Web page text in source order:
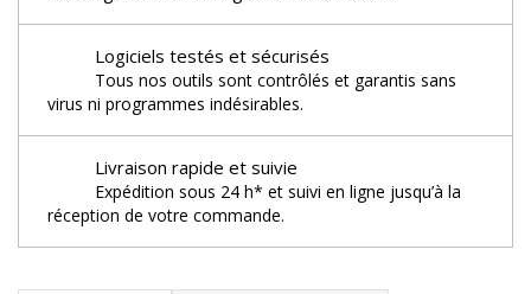
Logiciels testés et sécurisés
Tous nos outils sont contrôlés et garantis sans
virus ni programmes indésirables.
Livraison rapide et suivie
Expédition sous 24 h* et suivi en ligne jusqu’à la
réception de votre commande.